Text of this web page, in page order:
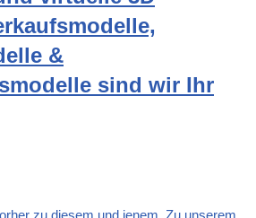
&
sind wir Ihr
zu diesem und jenem. Zu unserem